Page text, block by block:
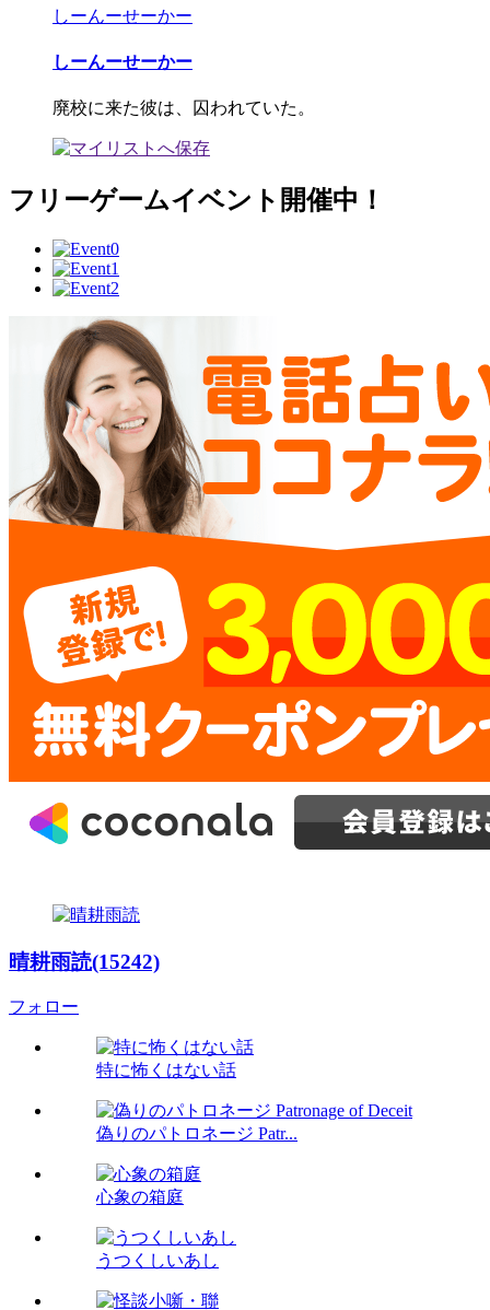
しーんーせーかー
しーんーせーかー
廃校に来た彼は、囚われていた。
フリーゲームイベント開催中！
晴耕雨読(15242)
フォロー
特に怖くはない話
偽りのパトロネージ Patr...
心象の箱庭
うつくしいあし